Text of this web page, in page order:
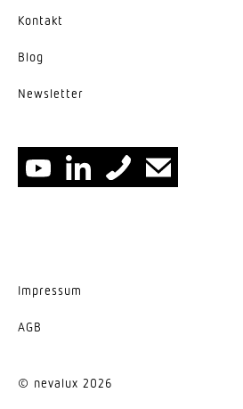
Kontakt
Blog
News­letter
Impressum
AGB
© nevalux 2026